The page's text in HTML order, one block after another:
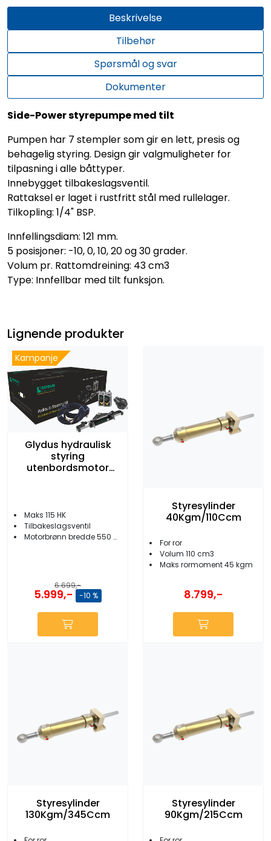
Beskrivelse
Tilbehør
Spørsmål og svar
Dokumenter
Side-Power styrepumpe med tilt
Pumpen har 7 stempler som gir en lett, presis og
behagelig styring. Design gir valgmuligheter for
tilpasning i alle båttyper.
Innebygget tilbakeslagsventil.
Rattaksel er laget i rustfritt stål med rullelager.
Tilkopling: 1/4" BSP.
Innfellingsdiam: 121 mm.
5 posisjoner: -10, 0, 10, 20 og 30 grader.
Volum pr. Rattomdreining: 43 cm3
Type: Innfellbar med tilt funksjon.
Lignende produkter
Kampanje
Glydus hydraulisk
styring
utenbordsmotor
Maks 115 HK
Tilbakeslagsventil
Motorbrønn bredde 550 mm
6.699,-
5.999,- -10 %
Styresylinder
40Kgm/110Ccm
For ror
Volum 110 cm3
Maks rormoment 45 kgm
8.799,-
Styresylinder
130Kgm/345Ccm
Styresylinder
90Kgm/215Ccm